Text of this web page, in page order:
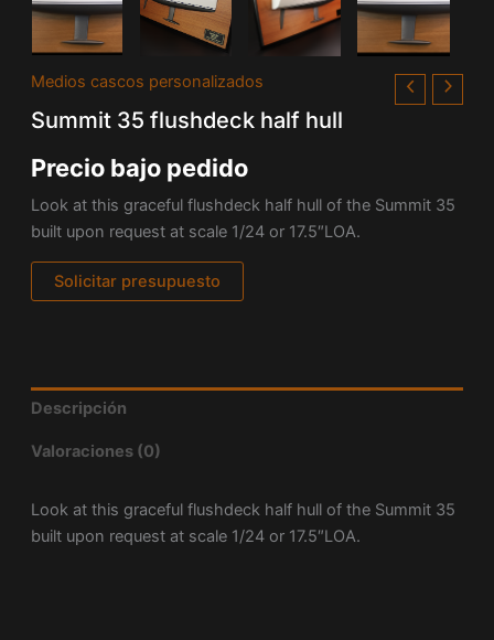
Medios cascos personalizados
Summit 35 flushdeck half hull
Precio bajo pedido
Look at this graceful flushdeck half hull of the Summit 35
built upon request at scale 1/24 or 17.5″LOA.
Solicitar presupuesto
Descripción
Valoraciones (0)
Look at this graceful flushdeck half hull of the Summit 35
built upon request at scale 1/24 or 17.5″LOA.